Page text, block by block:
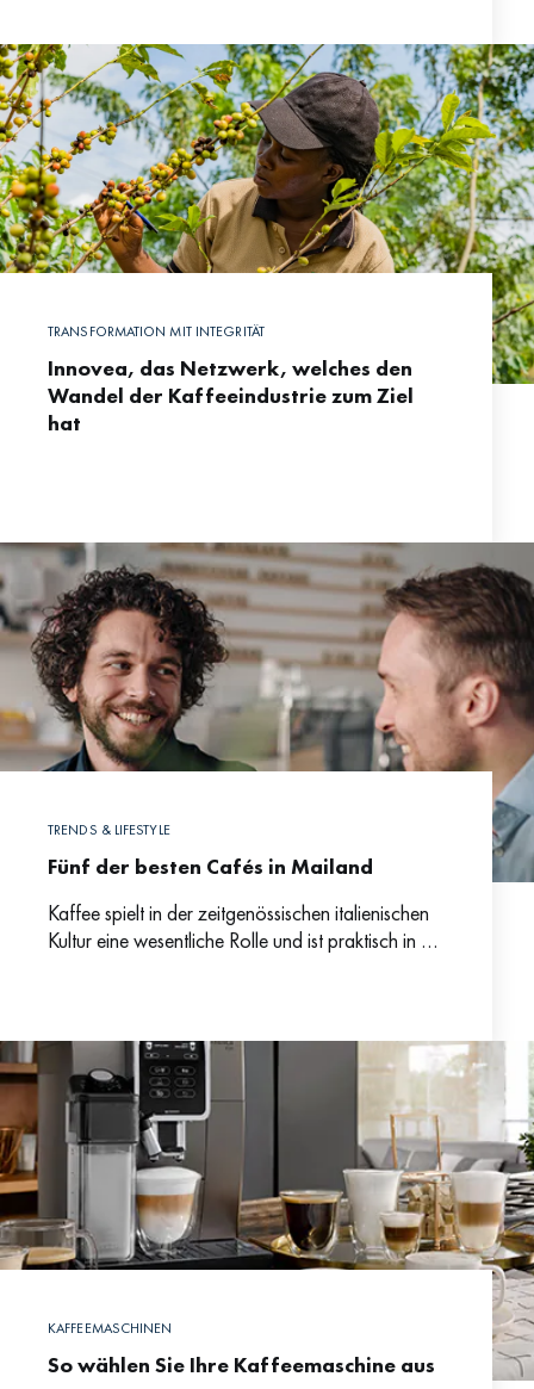
Media-Phänomen.
TRANSFORMATION MIT INTEGRITÄT
Innovea, das Netzwerk, welches den
Wandel der Kaffeeindustrie zum Ziel
hat
TRENDS & LIFESTYLE
Fünf der besten Cafés in Mailand
Kaffee spielt in der zeitgenössischen italienischen
Kultur eine wesentliche Rolle und ist praktisch in die
KAFFEEMASCHINEN
So wählen Sie Ihre Kaffeemaschine aus